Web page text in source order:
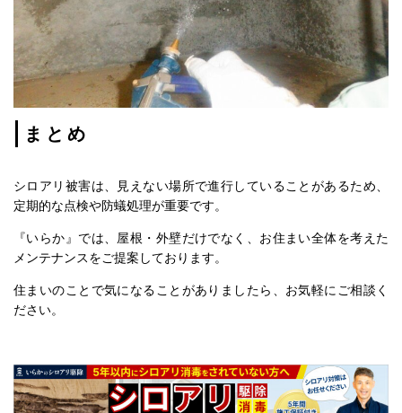
まとめ
シロアリ被害は、見えない場所で進行していることがあるため、
定期的な点検や防蟻処理が重要です。
『いらか』では、屋根・外壁だけでなく、お住まい全体を考えた
メンテナンスをご提案しております。
住まいのことで気になることがありましたら、お気軽にご相談く
ださい。